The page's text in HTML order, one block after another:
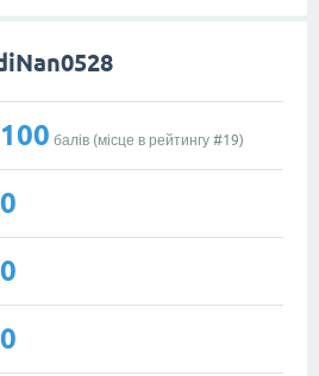
100 балів (місце в рейтингу #19)
0
0
0